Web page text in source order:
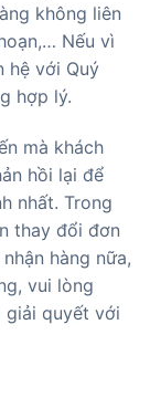
không liên
Nếu vì
hệ với Quý
hợp lý.
mà khách
hồi lại để
nhất. Trong
thay đổi đơn
hàng nữa,
vui lòng
giải quyết với